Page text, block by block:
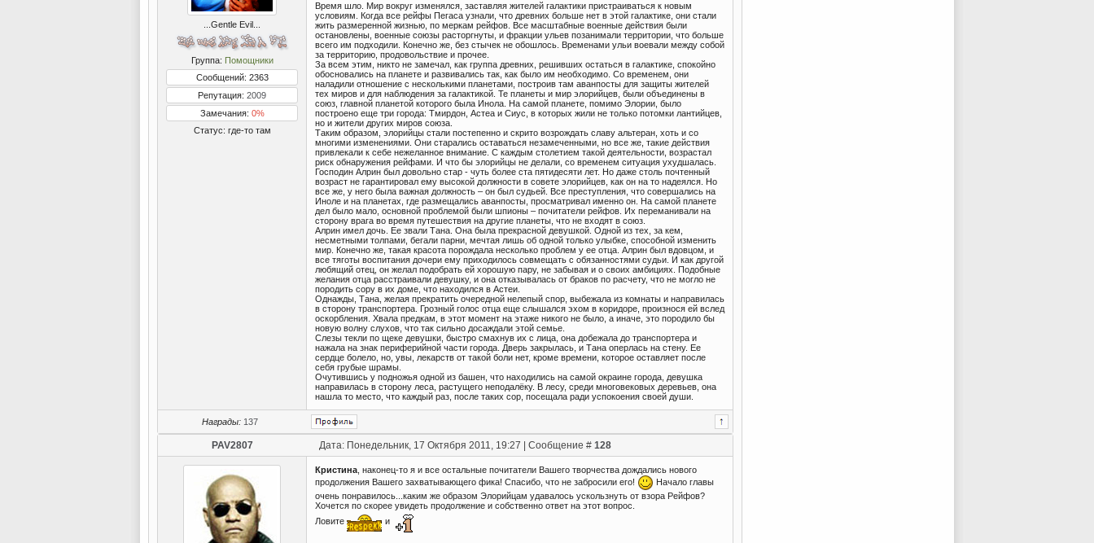
...Gentle Evil...
Группа: Помощники
Сообщений: 2363
Репутация: 2009
Замечания: 0%
Статус: где-то там
Время шло. Мир вокруг изменялся, заставляя жителей галактики пристраиваться к новым
условиям. Когда все рейфы Пегаса узнали, что древних больше нет в этой галактике, они стали
жить размеренной жизнью, по меркам рейфов. Все масштабные военные действия были
остановлены, военные союзы расторгнуты, и фракции ульев позанимали территории, что больше
всего им подходили. Конечно же, без стычек не обошлось. Временами ульи воевали между собой
за территорию, продовольствие и прочее.
За всем этим, никто не замечал, как группа древних, решивших остаться в галактике, спокойно
обосновались на планете и развивались так, как было им необходимо. Со временем, они
наладили отношение с несколькими планетами, построив там аванпосты для защиты жителей
тех миров и для наблюдения за галактикой. Те планеты и мир элорийцев, были объединены в
союз, главной планетой которого была Инола. На самой планете, помимо Элории, было
построено еще три города: Тмирдон, Астеа и Сиус, в которых жили не только потомки лантийцев,
но и жители других миров союза.
Таким образом, элорийцы стали постепенно и скрито возрождать славу альтеран, хоть и со
многими изменениями. Они старались оставаться незамеченными, но все же, такие действия
привлекали к себе нежеланное внимание. С каждым столетием такой деятельности, возрастал
риск обнаружения рейфами. И что бы элорийцы не делали, со временем ситуация ухудшалась.
Господин Алрин был довольно стар - чуть более ста пятидесяти лет. Но даже столь почтенный
возраст не гарантировал ему высокой должности в совете элорийцев, как он на то надеялся. Но
все же, у него была важная должность – он был судьей. Все преступления, что совершались на
Иноле и на планетах, где размещались аванпосты, просматривал именно он. На самой планете
дел было мало, основной проблемой были шпионы – почитатели рейфов. Их переманивали на
сторону врага во время путешествия на другие планеты, что не входят в союз.
Алрин имел дочь. Ее звали Тана. Она была прекрасной девушкой. Одной из тех, за кем,
несметными толпами, бегали парни, мечтая лишь об одной только улыбке, способной изменить
мир. Конечно же, такая красота порождала несколько проблем у ее отца. Алрин был вдовцом, и
все тяготы воспитания дочери ему приходилось совмещать с обязанностями судьи. И как другой
любящий отец, он желал подобрать ей хорошую пару, не забывая и о своих амбициях. Подобные
желания отца расстраивали девушку, и она отказывалась от браков по расчету, что не могло не
породить сору в их доме, что находился в Астеи.
Однажды, Тана, желая прекратить очередной нелепый спор, выбежала из комнаты и направилась
в сторону транспортера. Грозный голос отца еще слышался эхом в коридоре, произнося ей вслед
оскорбления. Хвала предкам, в этот момент на этаже никого не было, а иначе, это породило бы
новую волну слухов, что так сильно досаждали этой семье.
Слезы текли по щеке девушки, быстро смахнув их с лица, она добежала до транспортера и
нажала на знак периферийной части города. Дверь закрылась, и Тана оперлась на стену. Ее
сердце болело, но, увы, лекарств от такой боли нет, кроме времени, которое оставляет после
себя грубые шрамы.
Очутившись у подножья одной из башен, что находились на самой окраине города, девушка
направилась в сторону леса, растущего неподалёку. В лесу, среди многовековых деревьев, она
нашла то место, что каждый раз, после таких сор, посещала ради успокоения своей души.
Награды: 137
PAV2807 Дата: Понедельник, 17 Октября 2011, 19:27 | Сообщение # 128
Кристина , наконец-то я и все остальные почитатели Вашего творчества дождались нового
продолжения Вашего захватывающего фика! Спасибо, что не забросили его!
Начало главы
очень понравилось...каким же образом Элорийцам удавалось ускользнуть от взора Рейфов?
Хочется по скорее увидеть продолжение и собственно ответ на этот вопрос.
Ловите
и